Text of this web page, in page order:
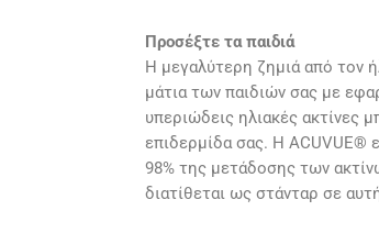
Προσέξτε τα παιδιά
Η μεγαλύτερη ζημιά από τον
μάτια των παιδιών σας με
υπεριώδεις ηλιακές ακτίνες
επιδερμίδα σας. Η ACUVUE®
98% της μετάδοσης των
διατίθεται ως στάνταρ σε